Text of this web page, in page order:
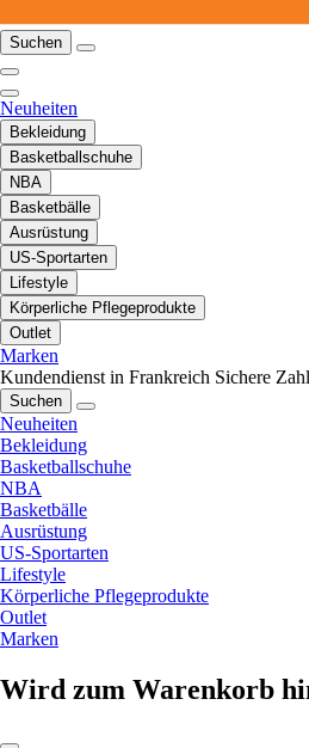
Suchen
Neuheiten
Bekleidung
Basketballschuhe
NBA
Basketbälle
Ausrüstung
US-Sportarten
Lifestyle
Körperliche Pflegeprodukte
Outlet
Marken
Kundendienst in Frankreich Sichere
Suchen
Neuheiten
Bekleidung
Basketballschuhe
NBA
Basketbälle
Ausrüstung
US-Sportarten
Lifestyle
Körperliche Pflegeprodukte
Outlet
Marken
Wird zum Warenkorb